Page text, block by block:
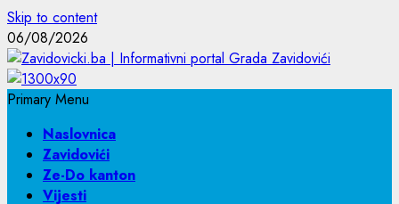
Skip to content
06/08/2026
Primary Menu
Naslovnica
Zavidovići
Ze-Do kanton
Vijesti